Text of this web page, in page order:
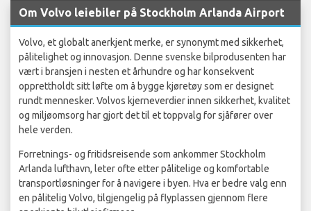
Om Volvo leiebiler på Stockholm Arlanda Airport
Volvo, et globalt anerkjent merke, er synonymt med sikkerhet,
pålitelighet og innovasjon. Denne svenske bilprodusenten har
vært i bransjen i nesten et århundre og har konsekvent
opprettholdt sitt løfte om å bygge kjøretøy som er designet
rundt mennesker. Volvos kjerneverdier innen sikkerhet, kvalitet
og miljøomsorg har gjort det til et toppvalg for sjåfører over
hele verden.
Forretnings- og fritidsreisende som ankommer Stockholm
Arlanda lufthavn, leter ofte etter pålitelige og komfortable
transportløsninger for å navigere i byen. Hva er bedre valg enn
en pålitelig Volvo, tilgjengelig på flyplassen gjennom flere